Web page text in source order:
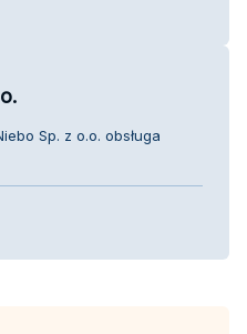
Sp. z o.o. obsługa